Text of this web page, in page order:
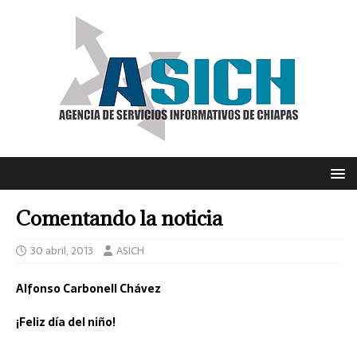
Comentando la noticia
30 abril, 2013 ASICH
Alfonso Carbonell Chávez
¡Feliz día del niño!